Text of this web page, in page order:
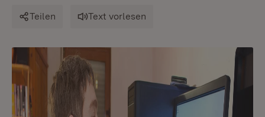
Teilen Text vorlesen